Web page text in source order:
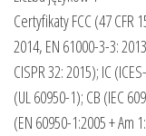
Certyfikaty FCC (47 CFR
2014, EN 61000-3-3:
CISPR 32: 2015); IC
(UL 60950-1); CB (IEC
(EN 60950-1:2005 + Am